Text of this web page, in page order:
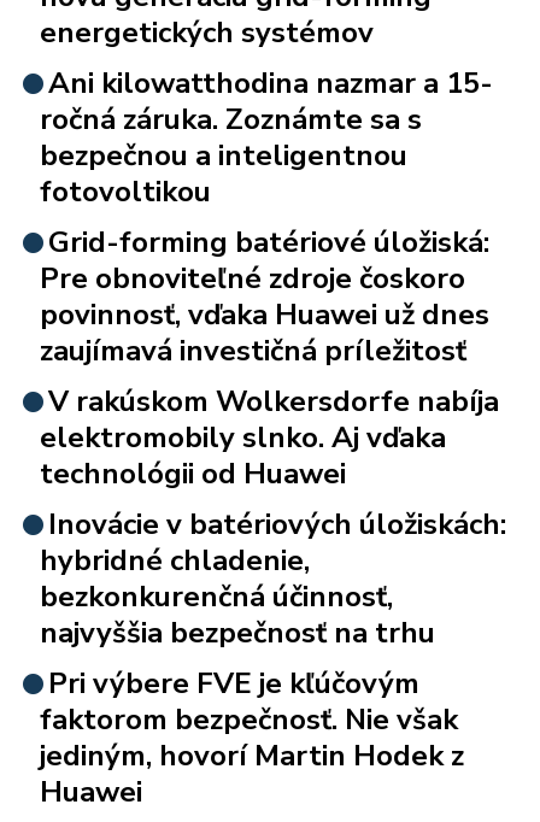
energetických systémov
Ani kilowatthodina nazmar a 15-
ročná záruka. Zoznámte sa s
bezpečnou a inteligentnou
fotovoltikou
Grid-forming batériové úložiská:
Pre obnoviteľné zdroje čoskoro
povinnosť, vďaka Huawei už dnes
zaujímavá investičná príležitosť
V rakúskom Wolkersdorfe nabíja
elektromobily slnko. Aj vďaka
technológii od Huawei
Inovácie v batériových úložiskách:
hybridné chladenie,
bezkonkurenčná účinnosť,
najvyššia bezpečnosť na trhu
Pri výbere FVE je kľúčovým
faktorom bezpečnosť. Nie však
jediným, hovorí Martin Hodek z
Huawei